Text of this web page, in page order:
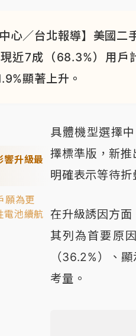
中心／台北報導】美國
近7成（68.3%）用戶
顯著上升。
響升級最
願為更
電池續航
具體機型選擇
擇標準版，新
明確表示等待
在升級誘因方
其列為首要原
（36.2%）、
考量。